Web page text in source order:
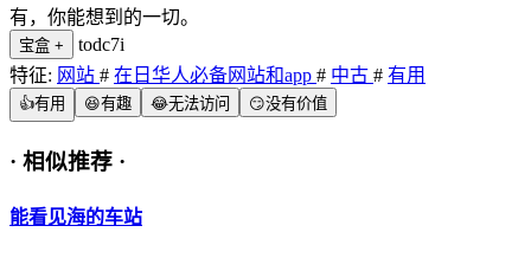
有，你能想到的一切。
宝盒 +
todc7i
特征: 网站 # 在日华人必备网站和app # 中古 # 有用
👍有用 😆有趣 😂无法访问 😏没有价值
· 相似推荐 ·
能看见海的车站